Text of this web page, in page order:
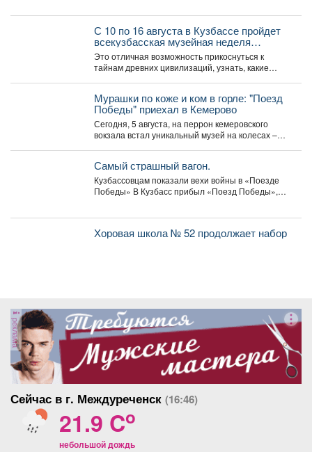
С 10 по 16 августа в Кузбассе пройдет
всекузбасская музейная неделя
археологии и палеонтологии.
Это отличная возможность прикоснуться к
тайнам древних цивилизаций, узнать, какие
Мурашки по коже и ком в горле: "Поезд
Победы" приехал в Кемерово
Сегодня, 5 августа, на перрон кемеровского
вокзала встал уникальный музей на колесах –
Самый страшный вагон.
Кузбассовцам показали вехи войны в «Поезде
Победы» В Кузбасс прибыл «Поезд Победы»,
Хоровая школа № 52 продолжает набор
реклама
Сейчас в г. Междуреченск (16:46)
21.9 Co
небольшой дождь